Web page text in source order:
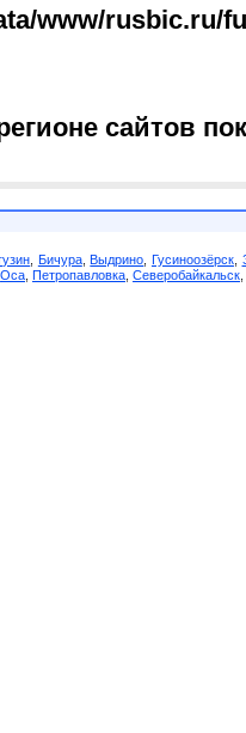
www/rusbic.ru/
сайтов
Бичура,Выдрино Гусиноозёрск,
Оса Петропавловка Северобайкальск